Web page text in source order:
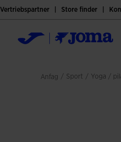
Vertriebspartner Store finder
Anfag / sport / yoga /